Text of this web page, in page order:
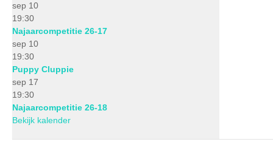
sep 10
19:30
Najaarcompetitie 26-17
sep 10
19:30
Puppy Cluppie
sep 17
19:30
Najaarcompetitie 26-18
Bekijk kalender